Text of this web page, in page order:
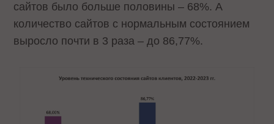
сайтов было больше половины – 68%. А
количество сайтов с нормальным состоянием
выросло почти в 3 раза – до 86,77%.